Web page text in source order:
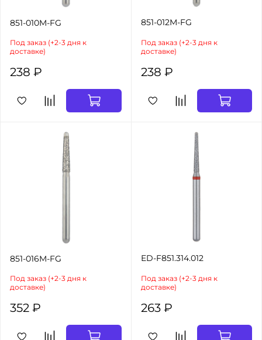
851-010M-FG
Под заказ (+2-3 дня к
доставке)
238 ₽
851-012M-FG
Под заказ (+2-3 дня к
доставке)
238 ₽
851-016M-FG
Под заказ (+2-3 дня к
доставке)
352 ₽
ED-F851.314.012
Под заказ (+2-3 дня к
доставке)
263 ₽